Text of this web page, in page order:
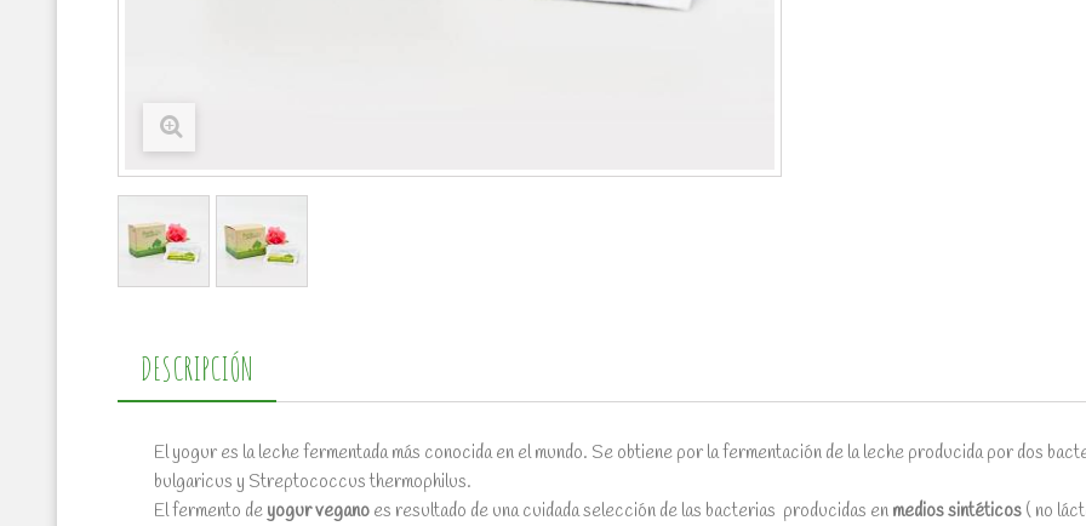
DESCRIPCIÓN
El yogur es la leche fermentada más conocida en el mundo. Se obtiene por la fermentación de la leche producida por dos
bulgaricus y Streptococcus thermophilus.
El fermento de yogur vegano es resultado de una cuidada selección de las bacterias producidas en medios sintéticos ( no